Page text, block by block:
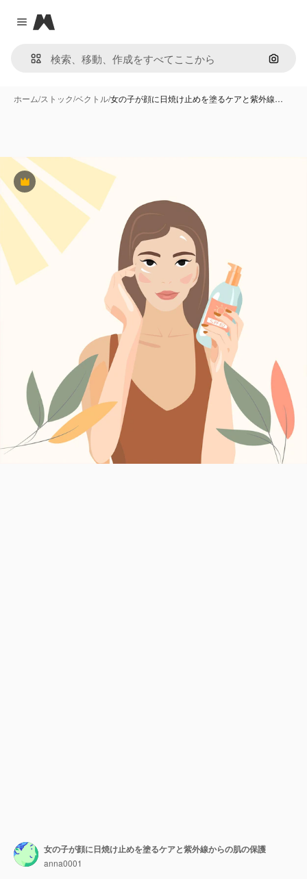
Close menu
Magnific
画像で
ホーム/ストック/ベクトル/女の子が顔に日焼け止めを塗るケアと紫外線…
Premium
女の子が顔に日焼け止めを塗るケアと紫外線からの肌の保護
anna0001